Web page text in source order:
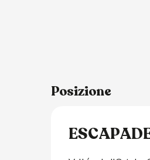
Posizione